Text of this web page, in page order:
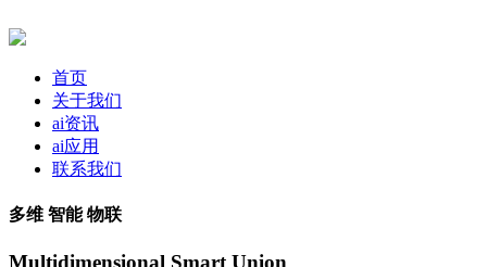
首页
关于我们
ai资讯
ai应用
联系我们
多维 智能 物联
Multidimensional Smart Union